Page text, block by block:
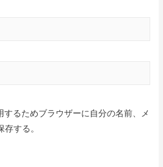
するためブラウザーに自分の名前、メ
する。